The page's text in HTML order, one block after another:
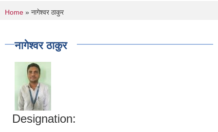
You are here
Home » नागेश्वर ठाकुर
नागेश्वर ठाकुर
Designation: